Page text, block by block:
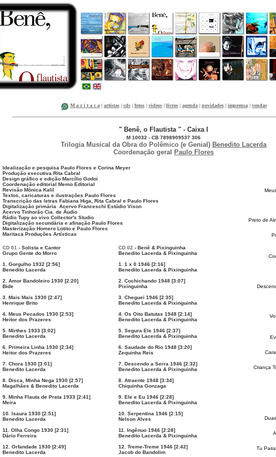
M a r i t a c a| artistas| cds| fotos| videos | livros| agenda| novidades| imprensa | vendas
" Benê, o Flautista " - Caixa I
M 10032 - CB 7898909537 306
Trilogia Musical da Obra do Polêmico (e Genial) Benedito Lacerda
Coordenação geral Paulo Flores
Idealização e pesquisa Paulo Flores e Corina Meyer
Produção executiva Rita Cabral
Design gráfico e edição Marcílio Godoi
Coordenação editorial Memo Editorial
Revisão Mônica Kalil
Textos, caricaturas e ilustrações Paulo Flores
Transcrição das letras Fabiana Higa, Rita Cabral e Paulo Flores
Digitalização primária Acervo Franceschi Estúdio Vison
Acervo Tinhorão Cia. de Áudio
Rádio Tupy ao vivo Collector's Studio
Digitalização secundária e afinação Paulo Flores
Masterização Homero Lotito e Paulo Flores
Maritaca Produções Artísticas
CD 01 - Solista e Cantor
Grupo Gente do Morro
1. Gorgulho 1932 [2:56]
Benedito Lacerda
2. Amor Bandoleiro 1930 [2:20]
Bide
3. Mais Mais 1930 [2:47]
Henrique Brito
4. Meus Pecados 1930 [2:53]
Heitor dos Prazeres
5. Mirthes 1933 [3:02]
Benedito Lacerda
6. Primeira Linha 1930 [2:34]
Heitor dos Prazeres
7. Chora 1930 [3:01]
Benedito Lacerda
8. Disca, Minha Nega 1930 [2:57]
Magalhães & Benedito Lacerda
9. Minha Flauta de Prata 1933 [2:41]
Meira
10. Isaura 1930 [2:51]
Benedito Lacerda
11. Olha Congo 1930 [2:31]
Dário Ferreira
12. Orfandade 1930 [2:49]
Benedito Lacerda
CD 02 - Benê & Pixinguinha
Benedito Lacerda & Pixinguinha
1. 1 x 0 1946 [2:16]
Benedito Lacerda & Pixinguinha
2. Cochichando 1948 [3:07]
Pixinguinha
3. Cheguei 1946 [2:35]
Benedito Lacerda & Pixinguinha
4. Os Oito Batutas 1948 [2:14]
Benedito Lacerda & Pixinguinha
5. Segura Ele 1946 [2:37]
Benedito Lacerda & Pixinguinha
6. Saudade do Rio 1948 [3:20]
Zequinha Reis
7. Descendo a Serra 1946 [2:32]
Benedito Lacerda & Pixinguinha
8. Atraente 1948 [3:34]
Chiquinha Gonzaga
9. Ele e Eu 1946 [2:28]
Benedito Lacerda & Pixinguinha
10. Serpentina 1946 [2:15]
Nelson Alves
11. Ingênuo 1946 [2:28]
Benedito Lacerda & Pixinguinha
12. Treme-Treme 1946 [2:42]
Jacob do Bandolim
Preto de
Criança
Tu